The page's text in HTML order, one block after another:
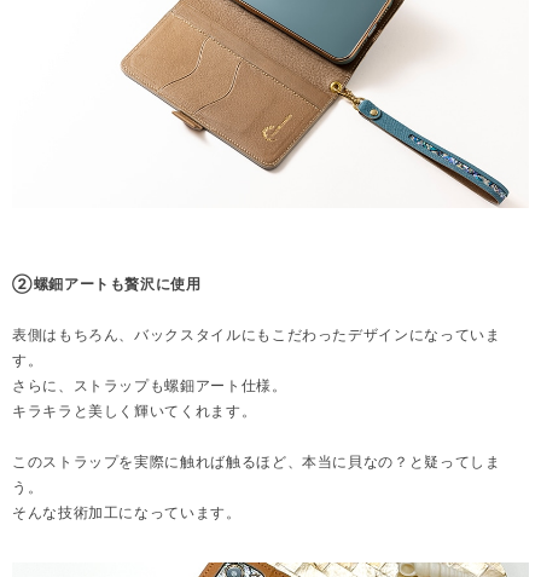
②螺鈿アートも贅沢に使用
表側はもちろん、バックスタイルにもこだわったデザインになっていま
す。
さらに、ストラップも螺鈿アート仕様。
キラキラと美しく輝いてくれます。
このストラップを実際に触れば触るほど、本当に貝なの？と疑ってしま
う。
そんな技術加工になっています。